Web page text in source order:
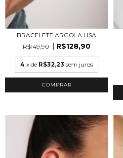
BRACELETE ARGOLA LISA
R$149,90
R$128,90
4 x de R$32,23 sem juros
COMPRAR